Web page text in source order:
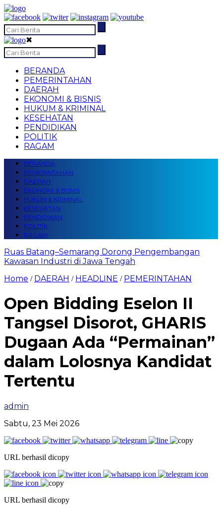
✖
BERANDA
PEMERINTAHAN
DAERAH
EKONOMI & BISNIS
HUKUM & KRIMINAL
KESEHATAN
PENDIDIKAN
POLITIK
RAGAM
BERANDA
PEMERINTAHAN
DAERAH
EKONOMI & BISNIS
HUKUM & KRIMINAL
KESEHATAN
PENDIDIKAN
POLITIK
RAGAM
Ruas Batang–Semarang Dorong Pengembangan
Kawasan Industri di Jawa Tengah
Home / DAERAH / HEADLINE / PEMERINTAHAN
Open Bidding Eselon II
Tangsel Disorot, GHARIS
Dugaan Ada “Permainan”
dalam Lolosnya Kandidat
Tertentu
admin
Sabtu, 23 Mei 2026
URL berhasil dicopy
URL berhasil dicopy